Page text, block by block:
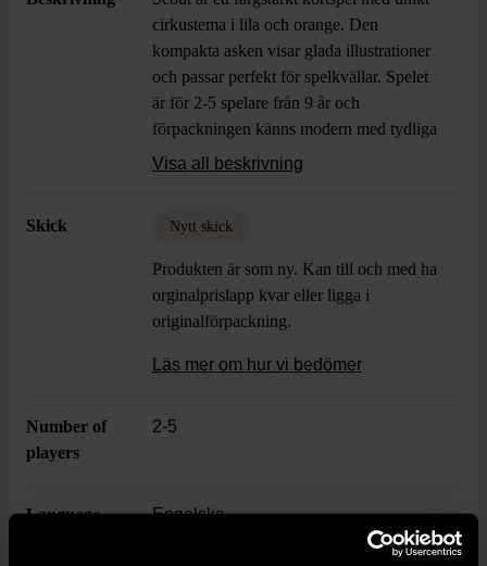
cirkustema i lila och orange. Den
kompakta asken visar glada illustrationer
och passar perfekt för spelkvällar. Spelet
är för 2-5 spelare från 9 år och
förpackningen känns modern med tydliga
symboler och internationella språkval,
Visa all beskrivning
Skick Nytt skick
Produkten är som ny. Kan till och med ha
orginalprislapp kvar eller ligga i
originalförpackning.
Läs mer om hur vi bedömer
Number of
players
2-5
Language Engelska